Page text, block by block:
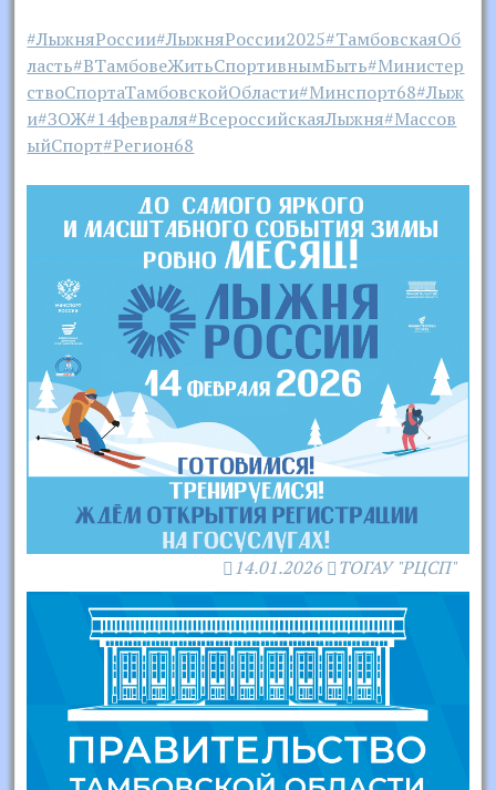
#ЛыжняРоссии#ЛыжняРоссии2025#ТамбовскаяОб
ласть#ВТамбовеЖитьСпортивнымБыть#Министер
ствоСпортаТамбовскойОбласти#Минспорт68#Лыж
и#ЗОЖ#14февраля#ВсероссийскаяЛыжня#Массов
ыйСпорт#Регион68
14.01.2026 ТОГАУ "РЦСП"